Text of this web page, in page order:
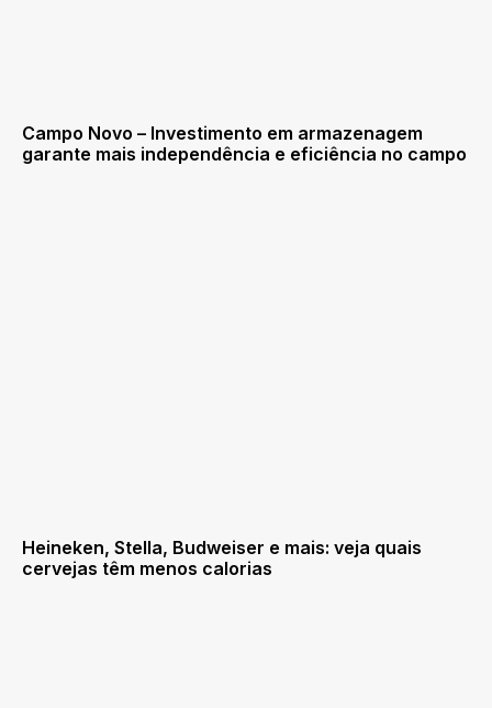
Campo Novo – Investimento em armazenagem
garante mais independência e eficiência no campo
Heineken, Stella, Budweiser e mais: veja quais
cervejas têm menos calorias